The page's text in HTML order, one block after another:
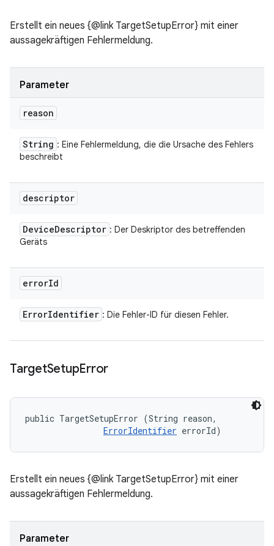
Erstellt ein neues {@link TargetSetupError} mit einer
aussagekräftigen Fehlermeldung.
Parameter
reason
String : Eine Fehlermeldung, die die Ursache des Fehlers
beschreibt
descriptor
DeviceDescriptor : Der Deskriptor des betreffenden
Geräts
errorId
ErrorIdentifier : Die Fehler-ID für diesen Fehler.
TargetSetupError
public TargetSetupError (String reason,
ErrorIdentifier errorId)
Erstellt ein neues {@link TargetSetupError} mit einer
aussagekräftigen Fehlermeldung.
Parameter